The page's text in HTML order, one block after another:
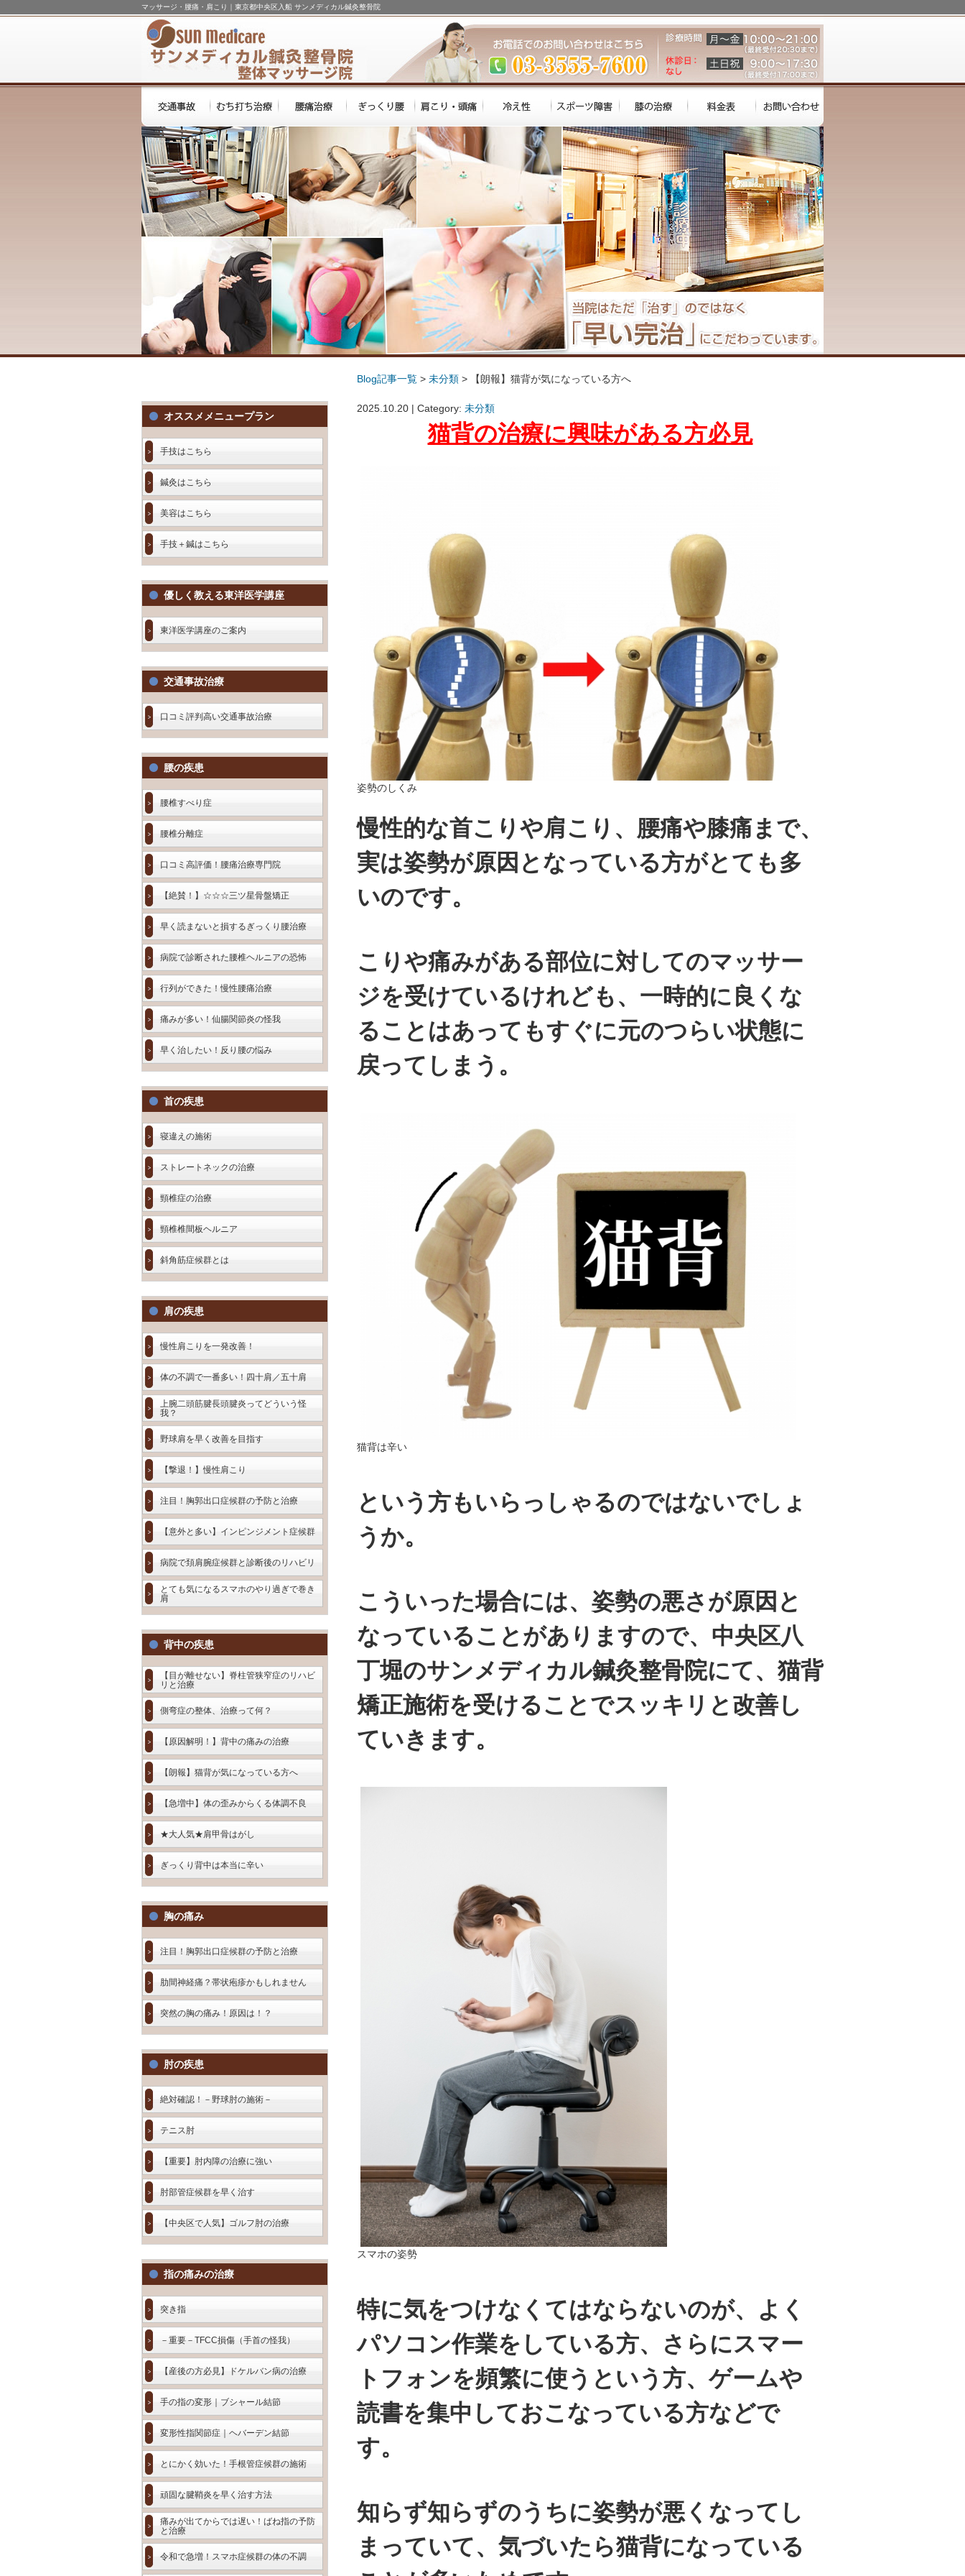
マッサージ・腰痛・肩こり｜東京都中央区入船 サンメディカル鍼灸整骨院
オススメメニュープラン
手技はこちら
鍼灸はこちら
美容はこちら
手技＋鍼はこちら
優しく教える東洋医学講座
東洋医学講座のご案内
交通事故治療
口コミ評判高い交通事故治療
腰の疾患
腰椎すべり症
腰椎分離症
口コミ高評価！腰痛治療専門院
【絶賛！】☆☆☆三ツ星骨盤矯正
早く読まないと損するぎっくり腰治療
病院で診断された腰椎ヘルニアの恐怖
行列ができた！慢性腰痛治療
痛みが多い！仙腸関節炎の怪我
早く治したい！反り腰の悩み
首の疾患
寝違えの施術
ストレートネックの治療
頸椎症の治療
頸椎椎間板ヘルニア
斜角筋症候群とは
肩の疾患
慢性肩こりを一発改善！
体の不調で一番多い！四十肩／五十肩
上腕二頭筋腱長頭腱炎ってどういう怪
我？
野球肩を早く改善を目指す
【撃退！】慢性肩こり
注目！胸郭出口症候群の予防と治療
【意外と多い】インピンジメント症候群
病院で頚肩腕症候群と診断後のリハビリ
とても気になるスマホのやり過ぎで巻き
肩
背中の疾患
【目が離せない】脊柱管狭窄症のリハビ
リと治療
側弯症の整体、治療って何？
【原因解明！】背中の痛みの治療
【朗報】猫背が気になっている方へ
【急増中】体の歪みからくる体調不良
★大人気★肩甲骨はがし
ぎっくり背中は本当に辛い
胸の痛み
注目！胸郭出口症候群の予防と治療
肋間神経痛？帯状疱疹かもしれません
突然の胸の痛み！原因は！？
肘の疾患
絶対確認！－野球肘の施術－
テニス肘
【重要】肘内障の治療に強い
肘部管症候群を早く治す
【中央区で人気】ゴルフ肘の治療
指の痛みの治療
突き指
－重要－TFCC損傷（手首の怪我）
【産後の方必見】ドケルバン病の治療
手の指の変形｜ブシャール結節
変形性指関節症｜ヘバーデン結節
とにかく効いた！手根管症候群の施術
頑固な腱鞘炎を早く治す方法
痛みが出てからでは遅い！ばね指の予防
と治療
令和で急増！スマホ症候群の体の不調
Blog記事一覧 > 未分類 > 【朗報】猫背が気になっている方へ
2025.10.20 | Category: 未分類
猫背の治療に興味がある方必見
姿勢のしくみ
慢性的な首こりや肩こり、腰痛や膝痛まで、
実は姿勢が原因となっている方がとても多
いのです。
こりや痛みがある部位に対してのマッサー
ジを受けているけれども、一時的に良くな
ることはあってもすぐに元のつらい状態に
戻ってしまう。
猫背は辛い
という方もいらっしゃるのではないでしょ
うか。
こういった場合には、姿勢の悪さが原因と
なっていることがありますので、中央区八
丁堀のサンメディカル鍼灸整骨院にて、猫背
矯正施術を受けることでスッキリと改善し
ていきます。
スマホの姿勢
特に気をつけなくてはならないのが、よく
パソコン作業をしている方、さらにスマー
トフォンを頻繁に使うという方、ゲームや
読書を集中しておこなっている方などで
す。
知らず知らずのうちに姿勢が悪くなってし
まっていて、気づいたら猫背になっている